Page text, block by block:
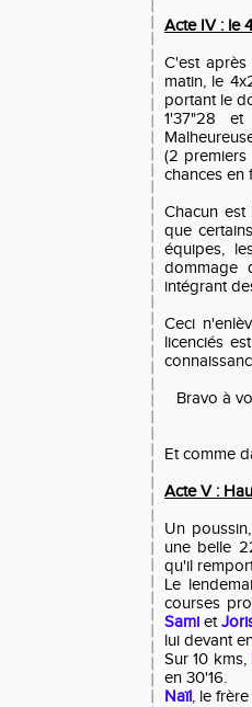
Acte IV : le
C'est
matin, le
portant le
1'37"28
(2
chances en
Chacun
que
équipes,
dommage
intégrant
Ceci
licenciés
Bravo à
Et comme
Acte V :
Un poussin,
une belle
qu'il
Le
courses
Samiet
lui devant
Sur 10 kms,
en 30'16.
Naïl, le